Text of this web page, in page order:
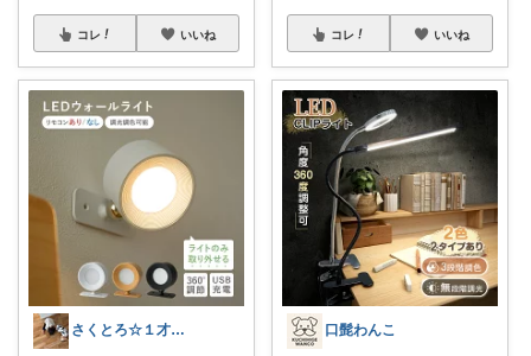
コレ いいね
さくとろ☆１才児ぱぱ
コレ いいね
口髭わんこ